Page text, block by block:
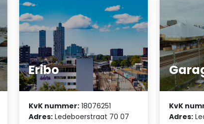
Eribo
KvK nummer: 18076251
Adres: Ledeboerstraat 70 07
KvK
Adres: